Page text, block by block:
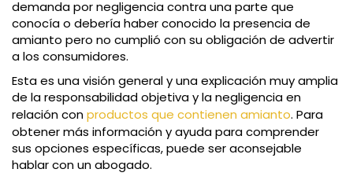
demanda por negligencia contra una parte que
conocía o debería haber conocido la presencia de
amianto pero no cumplió con su obligación de advertir
a los consumidores.
Esta es una visión general y una explicación muy amplia
de la responsabilidad objetiva y la negligencia en
relación conproductos que contienen amianto. Para
obtener más información y ayuda para comprender
sus opciones específicas, puede ser aconsejable
hablar con un abogado.